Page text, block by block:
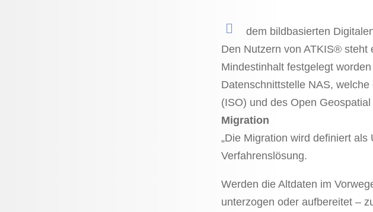
dem bildbasierten
Den Nutzern von ATKIS® steht
Mindestinhalt festgelegt
Datenschnittstelle NAS,
(ISO) und des Open
Migration
„Die Migration wird definiert
Verfahrenslösung.
Werden die Altdaten im
unterzogen oder aufbereitet –